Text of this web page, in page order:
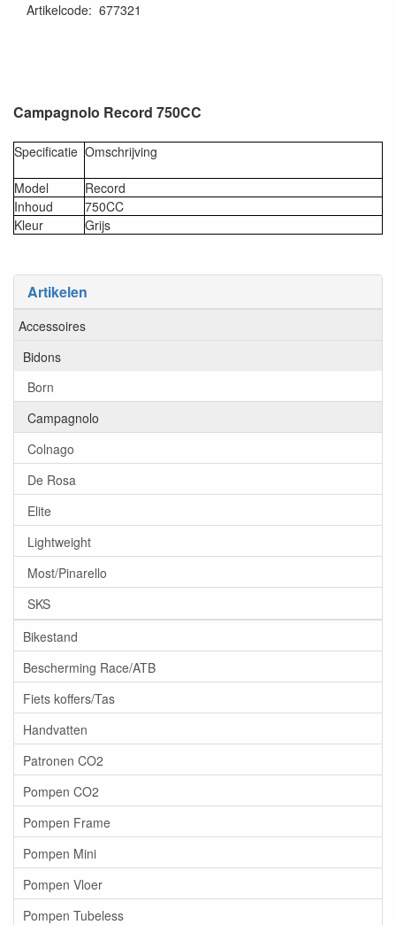
Artikelen
Accessoires
Bidons
Born
Campagnolo
Colnago
De Rosa
Elite
Lightweight
Most/Pinarello
SKS
Bikestand
Bescherming Race/ATB
Fiets koffers/Tas
Handvatten
Patronen CO2
Pompen CO2
Pompen Frame
Pompen Mini
Pompen Vloer
Pompen Tubeless
Artikelcode: 677321
Campagnolo Record 750CC
Specificatie Omschrijving
Model
Record
Inhoud
750CC
Kleur
Grijs